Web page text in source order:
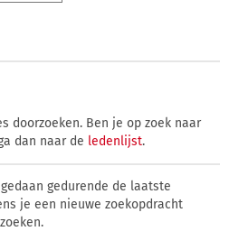
doorzoeken. Ben je op zoek naar
dan naar de ledenlijst.
gedurende de laatste
je een nieuwe zoekopdracht